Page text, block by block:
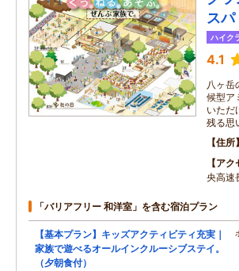
スパ
ハイク
4.1
八ヶ岳
候型ア
いただ
残る思
住所
アク
央高速
「バリアフリー 和洋室」を含む宿泊プラン
【基本プラン】キッズアクティビティ充実｜
家族で遊べるオールインクルーシブステイ。
（夕朝食付）